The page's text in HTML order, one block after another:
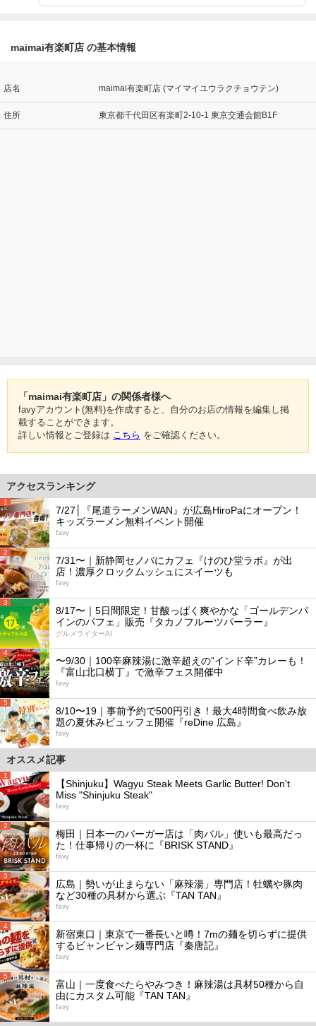
maimai有楽町店 の基本情報
店名 maimai有楽町店 (マイマイユウラクチョウテン)
住所 東京都千代田区有楽町2-10-1 東京交通会館B1F
「maimai有楽町店」の関係者様へ
favyアカウント(無料)を作成すると、自分のお店の情報を編集し掲
載することができます。
詳しい情報とご登録は こちら をご確認ください。
アクセスランキング
1
7/27│『尾道ラーメンWAN』が広島HiroPaにオープン！
キッズラーメン無料イベント開催
favy
2
7/31〜｜新静岡セノバにカフェ『けのひ堂ラボ』が出
店！濃厚クロックムッシュにスイーツも
favy
3
8/17〜｜5日間限定！甘酸っぱく爽やかな「ゴールデンパ
インのパフェ」販売『タカノフルーツパーラー』
グルメライターAI
4
〜9/30｜100辛麻辣湯に激辛超えの“インド辛”カレーも！
『富山北口横丁』で激辛フェス開催中
favy
5
8/10〜19｜事前予約で500円引き！最大4時間食べ飲み放
題の夏休みビュッフェ開催『reDine 広島』
favy
オススメ記事
1
【Shinjuku】Wagyu Steak Meets Garlic Butter! Don't
Miss "Shinjuku Steak"
favy
2
梅田｜日本一のバーガー店は「肉バル」使いも最高だっ
た！仕事帰りの一杯に『BRISK STAND』
favy
3
広島｜勢いが止まらない「麻辣湯」専門店！牡蠣や豚肉
など30種の具材から選ぶ『TAN TAN』
favy
4
新宿東口｜東京で一番長いと噂！7mの麺を切らずに提供
するビャンビャン麺専門店『秦唐記』
favy
5
富山｜一度食べたらやみつき！麻辣湯は具材50種から自
由にカスタム可能『TAN TAN』
favy